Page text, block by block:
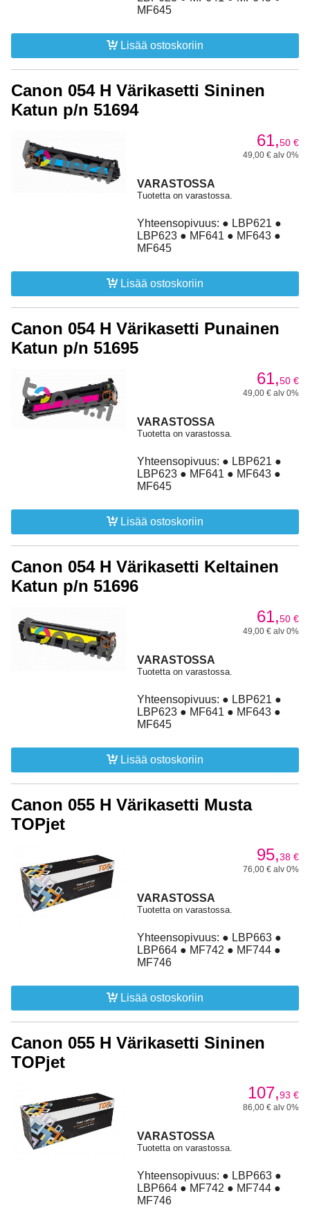
MF645
Lisää ostoskoriin
Canon 054 H Värikasetti Sininen
Katun p/n 51694
61,50 €
49,00 € alv 0%
VARASTOSSA
Tuotetta on varastossa.
Yhteensopivuus: ● LBP621 ●
LBP623 ● MF641 ● MF643 ●
MF645
Lisää ostoskoriin
Canon 054 H Värikasetti Punainen
Katun p/n 51695
61,50 €
49,00 € alv 0%
VARASTOSSA
Tuotetta on varastossa.
Yhteensopivuus: ● LBP621 ●
LBP623 ● MF641 ● MF643 ●
MF645
Lisää ostoskoriin
Canon 054 H Värikasetti Keltainen
Katun p/n 51696
61,50 €
49,00 € alv 0%
VARASTOSSA
Tuotetta on varastossa.
Yhteensopivuus: ● LBP621 ●
LBP623 ● MF641 ● MF643 ●
MF645
Lisää ostoskoriin
Canon 055 H Värikasetti Musta
TOPjet
95,38 €
76,00 € alv 0%
VARASTOSSA
Tuotetta on varastossa.
Yhteensopivuus: ● LBP663 ●
LBP664 ● MF742 ● MF744 ●
MF746
Lisää ostoskoriin
Canon 055 H Värikasetti Sininen
TOPjet
107,93 €
86,00 € alv 0%
VARASTOSSA
Tuotetta on varastossa.
Yhteensopivuus: ● LBP663 ●
LBP664 ● MF742 ● MF744 ●
MF746